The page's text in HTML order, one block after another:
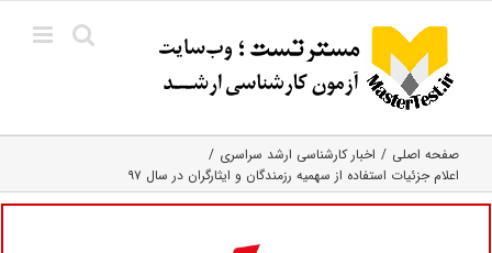
content
صفحه اصلی
اخبار کارشناسی ارشد سراسری
اعلام جزئیات استفاده از سهمیه رزمندگان و ایثارگران در سال ۹۷